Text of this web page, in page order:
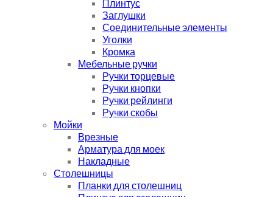
Плинтус
Заглушки
Соединительные элементы
Уголки
Кромка
Мебельные ручки
Ручки торцевые
Ручки кнопки
Ручки рейлинги
Ручки скобы
Мойки
Врезные
Арматура для моек
Накладные
Столешницы
Планки для столешниц